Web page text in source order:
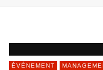
ÉVÉNEMENT